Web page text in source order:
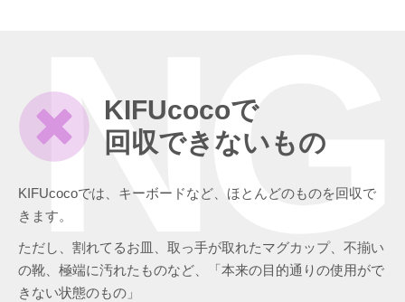
KIFUcocoで
回収できないもの
KIFUcocoでは、キーボードなど、ほとんどのものを回収で
きます。
ただし、割れてるお皿、取っ手が取れたマグカップ、不揃い
の靴、極端に汚れたものなど、「本来の目的通りの使用がで
きない状態のもの」
NG